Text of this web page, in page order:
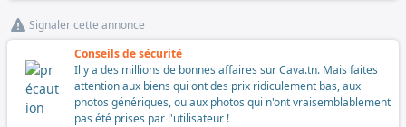
Signaler cette annonce
Conseils de sécurité
Il y a des millions de bonnes affaires sur Cava.tn. Mais faites
attention aux biens qui ont des prix ridiculement bas, aux
photos génériques, ou aux photos qui n'ont vraisemblablement
pas été prises par l'utilisateur !